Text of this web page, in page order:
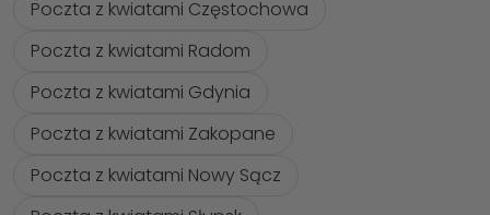
Poczta z kwiatami Częstochowa
Poczta z kwiatami Radom
Poczta z kwiatami Gdynia
Poczta z kwiatami Zakopane
Poczta z kwiatami Nowy Sącz